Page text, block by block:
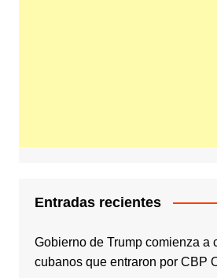
Entradas recientes
Gobierno de Trump comienza a
cubanos que entraron por CBP